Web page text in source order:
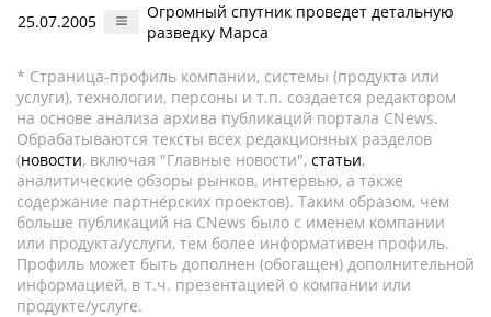
25.07.2005
Огромный спутник проведет детальную
разведку Марса
* Страница-профиль компании, системы (продукта или
услуги), технологии, персоны и т.п. создается редактором
на основе анализа архива публикаций портала CNews.
Обрабатываются тексты всех редакционных разделов
(новости, включая "Главные новости", статьи,
аналитические обзоры рынков, интервью, а также
содержание партнёрских проектов). Таким образом, чем
больше публикаций на CNews было с именем компании
или продукта/услуги, тем более информативен профиль.
Профиль может быть дополнен (обогащен) дополнительной
информацией, в т.ч. презентацией о компании или
продукте/услуге.